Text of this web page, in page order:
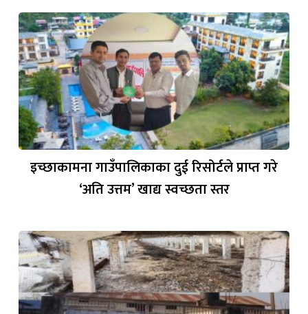
इच्छाकामना गाउँपालिकाका दुई रिसोर्टले प्राप्त गरे
‘अति उत्तम’ खाद्य स्वच्छता स्तर